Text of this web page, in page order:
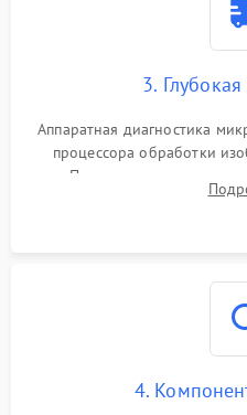
3.
Аппаратная диагностика
процессора обработки
Проверка целостности
интерфейсов связи.
4.